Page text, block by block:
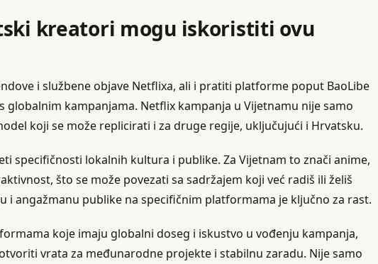
kreatori mogu iskoristiti ovu
i službene objave Netflixa, ali i pratiti platforme poput BaoLibe
globalnim kampanjama. Netflix kampanja u Vijetnamu nije samo
koji se može replicirati i za druge regije, uključujući i Hrvatsku.
specifičnosti lokalnih kultura i publike. Za Vijetnam to znači anime,
što se može povezati sa sadržajem koji već radiš ili želiš
i angažmanu publike na specifičnim platformama je ključno za rast.
koje imaju globalni doseg i iskustvo u vođenju kampanja,
vrata za međunarodne projekte i stabilnu zaradu. Nije samo